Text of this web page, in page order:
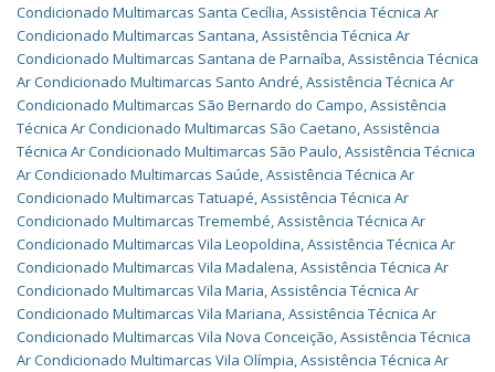
Condicionado Multimarcas Santa Cecília,Assistência Técnica Ar
Condicionado Multimarcas Santana,Assistência Técnica Ar
Condicionado Multimarcas Santana de Parnaíba,Assistência Técnica
Ar Condicionado Multimarcas Santo André,Assistência Técnica Ar
Condicionado Multimarcas São Bernardo do Campo,Assistência
Técnica Ar Condicionado Multimarcas São Caetano,Assistência
Técnica Ar Condicionado Multimarcas São Paulo,Assistência Técnica
Ar Condicionado Multimarcas Saúde,Assistência Técnica Ar
Condicionado Multimarcas Tatuapé,Assistência Técnica Ar
Condicionado Multimarcas Tremembé,Assistência Técnica Ar
Condicionado Multimarcas Vila Leopoldina,Assistência Técnica Ar
Condicionado Multimarcas Vila Madalena,Assistência Técnica Ar
Condicionado Multimarcas Vila Maria,Assistência Técnica Ar
Condicionado Multimarcas Vila Mariana,Assistência Técnica Ar
Condicionado Multimarcas Vila Nova Conceição,Assistência Técnica
Ar Condicionado Multimarcas Vila Olímpia,Assistência Técnica Ar